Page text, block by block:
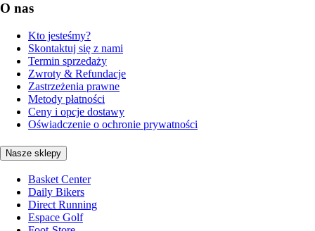
O nas
Kto jesteśmy?
Skontaktuj się z nami
Termin sprzedaży
Zwroty & Refundacje
Zastrzeżenia prawne
Metody płatności
Ceny i opcje dostawy
Oświadczenie o ochronie prywatności
Nasze sklepy
Basket Center
Daily Bikers
Direct Running
Espace Golf